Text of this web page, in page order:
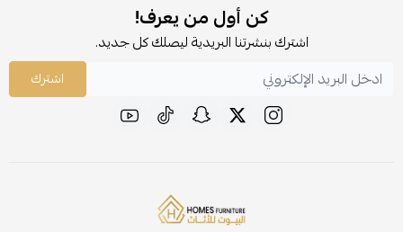
كن أول من يعرف!
اشترك بنشرتنا البريدية ليصلك كل جديد.
اشترك